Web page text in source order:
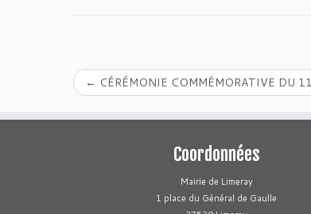
← CÉRÉMONIE COMMÉMORATIVE DU
Coordonnées
Mairie de Limeray
1 place du Général de Gaulle